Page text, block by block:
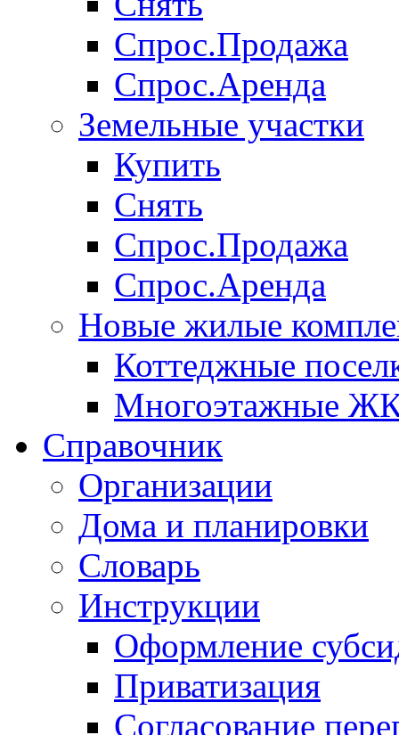
Спрос.Продажа
Спрос.Аренда
Земельные участки
Купить
Снять
Спрос.Продажа
Спрос.Аренда
Новые жилые
Коттеджные
Многоэтажные
Справочник
Организации
Дома и планировки
Словарь
Инструкции
Оформление
Приватизация
Согласование